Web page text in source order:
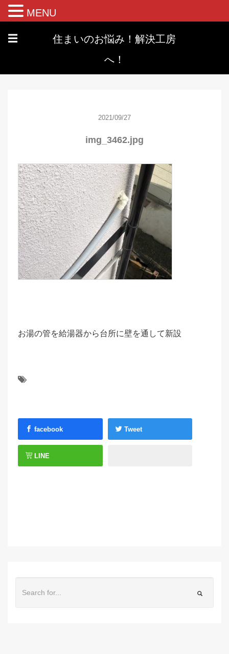
☰
住まいのお悩み！解決工房
へ！
2021/09/27
img_3462.jpg
お湯の管を給湯器から台所に壁を通して新設
facebook Tweet
LINE
MENU